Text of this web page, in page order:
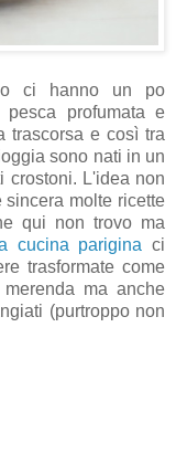
ci hanno un po
profumata e
trascorsa e così tra
sono nati in un
crostoni. L'idea non
molte ricette
qui non trovo ma
cucina parigina ci
trasformate come
ma anche
(purtroppo non